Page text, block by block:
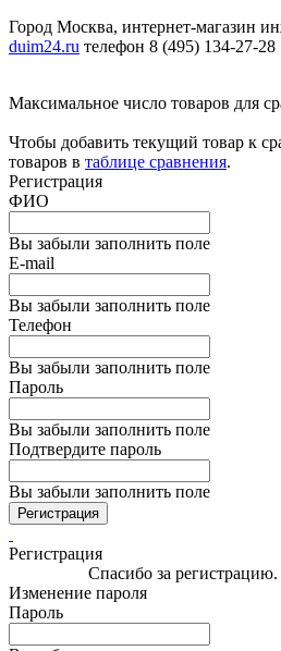
Город Москва, интернет-магазин
duim24.ru телефон 8 (495) 134-27-28
Максимальное число товаров для
Чтобы добавить текущий товар к
товаров в таблице сравнения.
Регистрация
ФИО
Вы забыли заполнить поле
E-mail
Вы забыли заполнить поле
Телефон
Вы забыли заполнить поле
Пароль
Вы забыли заполнить поле
Подтвердите пароль
Вы забыли заполнить поле
Регистрация
Регистрация
Спасибо за
Изменение пароля
Пароль